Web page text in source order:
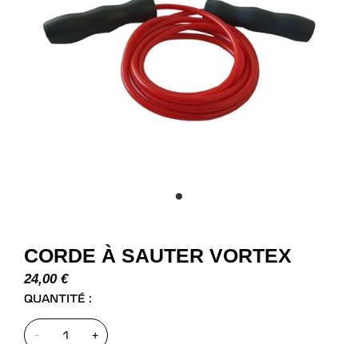
CORDE À SAUTER VORTEX
24,00 €
QUANTITÉ :
- +